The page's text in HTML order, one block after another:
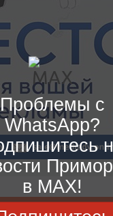
Проблемы с
WhatsApp?
в MAX!